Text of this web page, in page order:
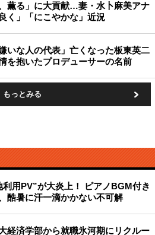
薫る」に大貢献…妻・水卜麻美アナ
く」「にこやかな」近況
いな人の代表」亡くなった板東英二
を抱いたプロデューサーの名前
もっとみる
用PV”が大炎上！ ピアノBGM付き
酷暑に汗一滴かかない不可解
経済学部から就職氷河期にリクルー